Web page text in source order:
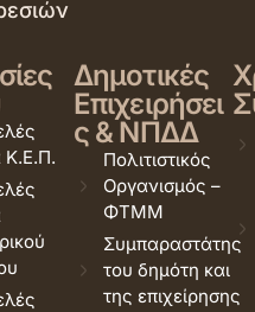
Κ.Ε.Π.
Δημοτικές
Επιχειρήσει
ς & ΝΠΔΔ
Πολιτιστικός
Οργανισμός –
ΦΤΜΜ
Συμπαραστάτης
του δημότη και
της επιχείρησης